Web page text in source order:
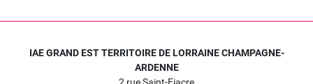
IAE GRAND EST TERRITOIRE DE LORRAINE CHAMPAGNE-
ARDENNE